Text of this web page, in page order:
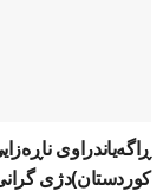
ڕاگەیاندراوی
کوردستان)دژی